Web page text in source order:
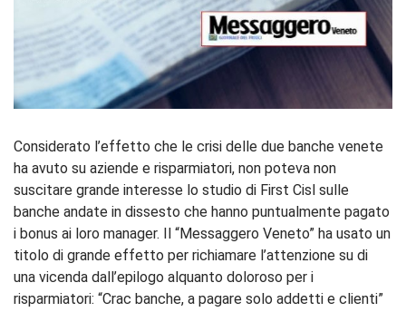
Considerato l’effetto che le crisi delle due banche venete
ha avuto su aziende e risparmiatori, non poteva non
suscitare grande interesse lo studio di First Cisl sulle
banche andate in dissesto che hanno puntualmente pagato
i bonus ai loro manager. Il “Messaggero Veneto” ha usato un
titolo di grande effetto per richiamare l’attenzione su di
una vicenda dall’epilogo alquanto doloroso per i
risparmiatori: “Crac banche, a pagare solo addetti e clienti”